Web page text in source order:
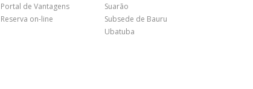
Portal de Vantagens
Reserva on-line
Suarão
Subsede de Bauru
Ubatuba